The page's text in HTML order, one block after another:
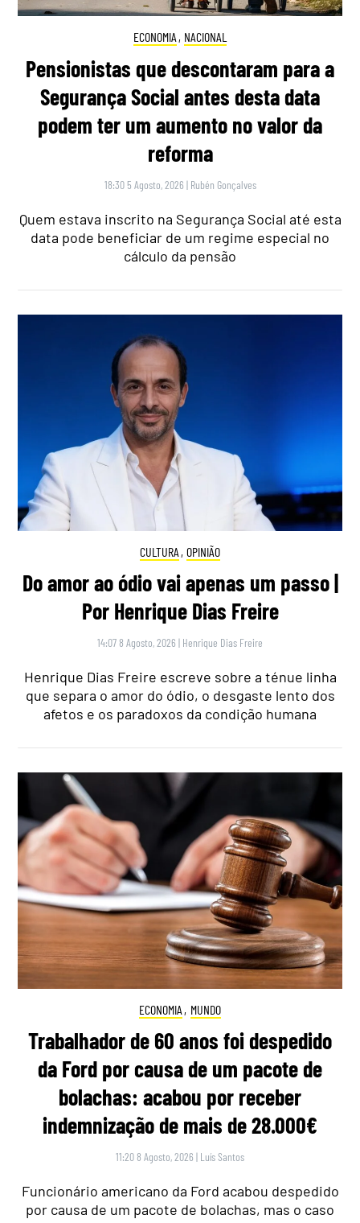
ECONOMIA , NACIONAL
Pensionistas que descontaram para a
Segurança Social antes desta data
podem ter um aumento no valor da
reforma
18:30 5 Agosto, 2026 | Rubén Gonçalves
Quem estava inscrito na Segurança Social até esta
data pode beneficiar de um regime especial no
cálculo da pensão
CULTURA , OPINIÃO
Do amor ao ódio vai apenas um passo |
Por Henrique Dias Freire
14:07 8 Agosto, 2026 | Henrique Dias Freire
Henrique Dias Freire escreve sobre a ténue linha
que separa o amor do ódio, o desgaste lento dos
afetos e os paradoxos da condição humana
ECONOMIA , MUNDO
Trabalhador de 60 anos foi despedido
da Ford por causa de um pacote de
bolachas: acabou por receber
indemnização de mais de 28.000€
11:20 8 Agosto, 2026 | Luís Santos
Funcionário americano da Ford acabou despedido
por causa de um pacote de bolachas, mas o caso